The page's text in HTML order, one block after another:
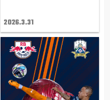
2026.3.31